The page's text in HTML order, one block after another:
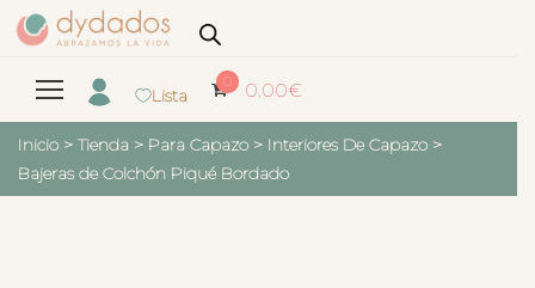
Lista
0 0.00€
Inicio > Tienda > Para Capazo > Interiores De Capazo >
Bajeras de Colchón Piqué Bordado